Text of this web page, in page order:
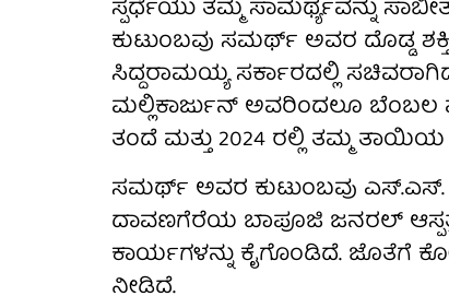
ಸ್ಪರ್ಧೆಯು ತಮ್ಮ ಸಾಮರ್ಥ್ಯವನ್ನು
ಕುಟುಂಬವು ಸಮರ್ಥ್ ಅವರ ದೊಡ್ಡ
ಸಿದ್ದರಾಮಯ್ಯ ಸರ್ಕಾರದಲ್ಲಿ
ಮಲ್ಲಿಕಾರ್ಜುನ್ ಅವರಿಂದಲೂ ಬೆಂಬಲ
ತಂದೆ ಮತ್ತು 2024 ರಲ್ಲಿ ತಮ್ಮ
ಸಮರ್ಥ್ ಅವರ ಕುಟುಂಬವು ಎಸ್.ಎಸ್.
ದಾವಣಗೆರೆಯ ಬಾಪೂಜಿ ಜನರಲ್
ಕಾರ್ಯಗಳನ್ನು ಕೈಗೊಂಡಿದೆ. ಜೊತೆಗೆ
ನೀಡಿದೆ.